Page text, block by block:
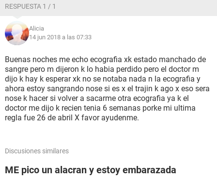
RESPUESTA 1 / 1
Alicia
14 jun 2018 a las 07:33
Buenas noches me echo ecografia xk estado manchado de
sangre pero m dijeron k lo habia perdido pero el doctor m
dijo k hay k esperar xk no se notaba nada n la ecografia y
ahora estoy sangrando nose si es x el trajin k ago x eso sera
nose k hacer si volver a sacarme otra ecografia ya k el
doctor me dijo k recien tenia 6 semanas porke mi ultima
regla fue 26 de abril X favor ayudenme.
Discusiones similares
ME pico un alacran y estoy embarazada